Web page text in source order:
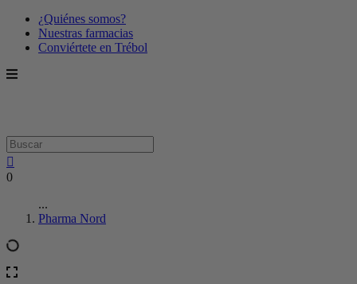
¿Quiénes somos?
Nuestras farmacias
Conviértete en Trébol
0
...
Pharma Nord